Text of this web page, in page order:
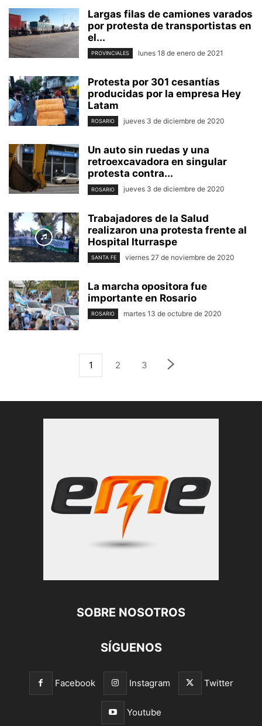
Largas filas de camiones varados
por protesta de transportistas en
el...
PROVINCIALES lunes 18 de enero de 2021
Protesta por 301 cesantías
producidas por la empresa Hey
Latam
ROSARIO jueves 3 de diciembre de 2020
Un auto sin ruedas y una
retroexcavadora en singular
protesta contra...
ROSARIO jueves 3 de diciembre de 2020
Trabajadores de la Salud
realizaron una protesta frente al
Hospital Iturraspe
SANTA FE viernes 27 de noviembre de 2020
La marcha opositora fue
importante en Rosario
ROSARIO martes 13 de octubre de 2020
1 2 3
SOBRE NOSOTROS
SÍGUENOS
Facebook Instagram Twitter
Youtube